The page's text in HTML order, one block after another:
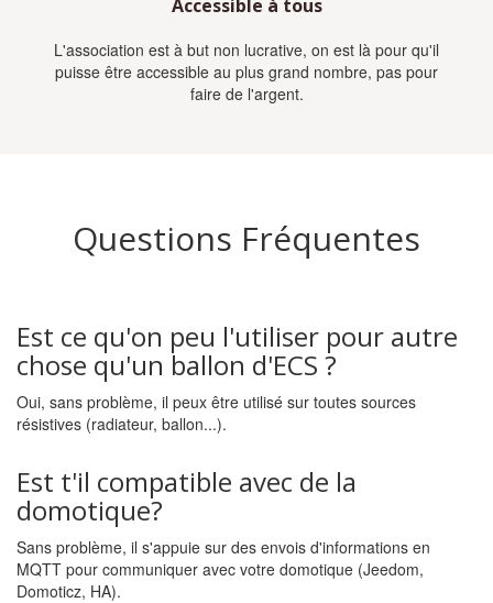
Accessible à tous
L'association est à but non lucrative, on est là pour qu'il
puisse être accessible au plus grand nombre, pas pour
faire de l'argent.
Questions Fréquentes
Est ce qu'on peu l'utiliser pour autre
chose qu'un ballon d'ECS ?
Oui, sans problème, il peux être utilisé sur toutes sources
résistives (radiateur, ballon...).
Est t'il compatible avec de la
domotique?
Sans problème, il s'appuie sur des envois d'informations en
MQTT pour communiquer avec votre domotique (Jeedom,
Domoticz, HA).